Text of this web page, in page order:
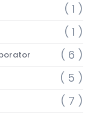
( 1 )
( 1 )
( 6 )
( 5 )
( 7 )